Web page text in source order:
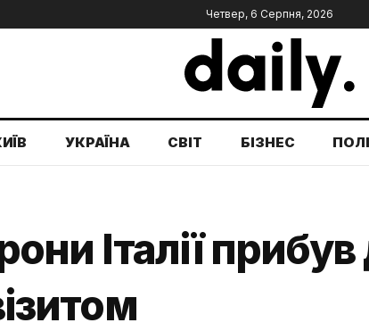
Четвер, 6 Серпня, 2026
УКРАЇНА СВІТ БІЗНЕС
Італії